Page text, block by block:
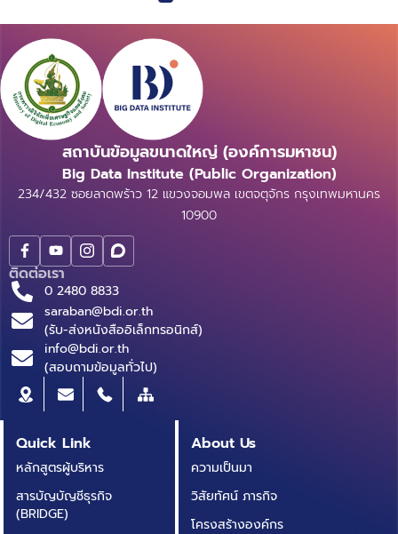
สถาบันข้อมูลขนาดใหญ่ (องค์การมหาชน)
Big Data Institute (Public Organization)
234/432 ซอยลาดพร้าว 12 แขวงจอมพล เขตจตุจักร กรุงเทพมหานคร
10900
ติดต่อเรา
0 2480 8833
saraban@bdi.or.th
(รับ-ส่งหนังสืออิเล็กทรอนิกส์)
info@bdi.or.th
(สอบถามข้อมูลทั่วไป)
Quick Link
หลักสูตรผู้บริหาร
สารบัญบัญชีธุรกิจ
(BRIDGE)
About Us
ความเป็นมา
วิสัยทัศน์ ภารกิจ
โครงสร้างองค์กร